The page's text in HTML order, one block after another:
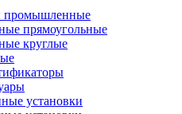
промышленные
прямоугольные
круглые
установки